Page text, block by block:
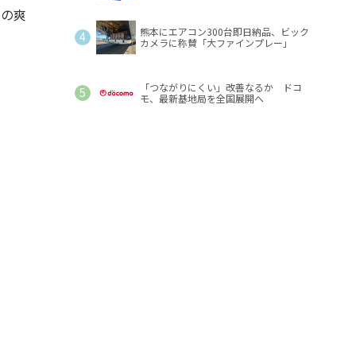
爽
熊本にエアコン300台即日納品、ビック
カメラに称賛「大ファインプレー」
「つながりにくい」改善なるか ドコ
モ、最新基地局を全国展開へ